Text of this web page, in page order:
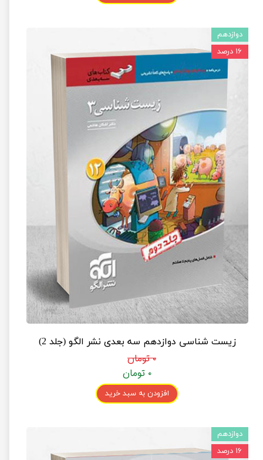
زیست شناسی دوازدهم سه بعدی نشر الگو (جلد 2)
۰ تومان
۰ تومان
افزودن به سبد خرید
دوازدهم
۱۶ درصد
دوازدهم
۱۶ درصد